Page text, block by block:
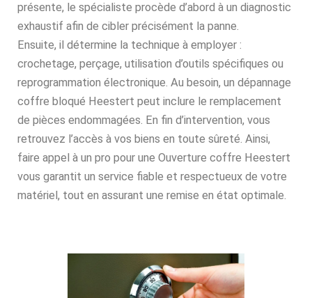
présente, le spécialiste procède d’abord à un diagnostic
exhaustif afin de cibler précisément la panne.
Ensuite, il détermine la technique à employer :
crochetage, perçage, utilisation d’outils spécifiques ou
reprogrammation électronique. Au besoin, un dépannage
coffre bloqué Heestert peut inclure le remplacement
de pièces endommagées. En fin d’intervention, vous
retrouvez l’accès à vos biens en toute sûreté. Ainsi,
faire appel à un pro pour une Ouverture coffre Heestert
vous garantit un service fiable et respectueux de votre
matériel, tout en assurant une remise en état optimale.